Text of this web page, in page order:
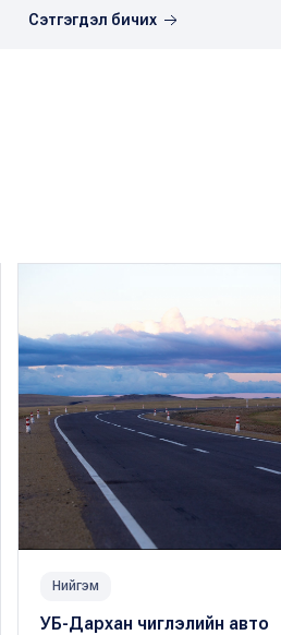
Сэтгэгдэл бичих
Нийгэм
УБ-Дархан чиглэлийн авто